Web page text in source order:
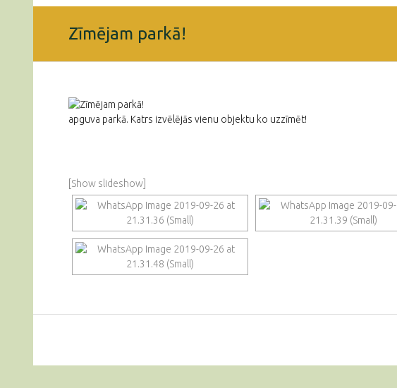
Zīmējam parkā!
apguva parkā. Katrs izvēlējās vienu objektu ko uzzīmēt!
[Show slideshow]